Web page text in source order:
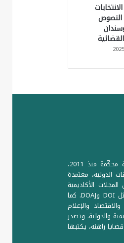
يصدر مركز حمورابي مجلة علمية فصلية محكّمة منذ 2011،
الدولية، معتمدة
الأكاديمية
الرصينة، وحاصلة على مؤشرات دولية مثل DOI وDOAJ. كما
والإعلام
والدولية. وتصدر
راهنة، يكتبها